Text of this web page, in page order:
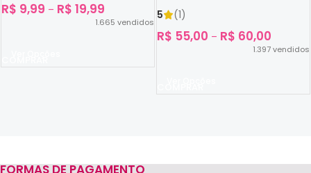
R$ 9,99 – R$ 19,99
1.665 vendidos
5
(1)
R$ 55,00 – R$ 60,00
1.397vendidos